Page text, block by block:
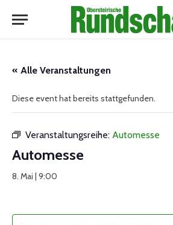
« Alle Veranstaltungen
Diese event hat bereits stattgefunden.
Veranstaltungsreihe: Automesse
Automesse
8. Mai | 9:00